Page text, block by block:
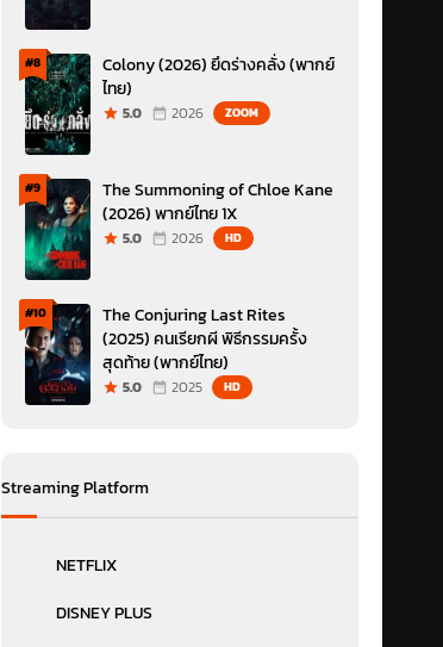
#8
Colony (2026) ยึดร่างคลั่ง (พากย์
ไทย)
5.0 2026 ZOOM
#9
The Summoning of Chloe Kane
(2026) พากย์ไทย 1X
5.0 2026 HD
#10
The Conjuring Last Rites
(2025) คนเรียกผี พิธีกรรมครั้ง
สุดท้าย (พากย์ไทย)
5.0 2025 HD
Streaming Platform
NETFLIX
DISNEY PLUS